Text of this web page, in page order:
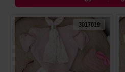
3017019